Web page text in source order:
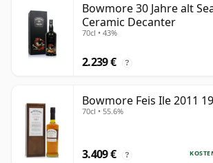
Bowmore 30 Jahre alt
Ceramic Decanter
70cl • 43%
2.239 € ?
Bowmore Feis Ile 2011
70cl • 55.6%
3.409 € ?